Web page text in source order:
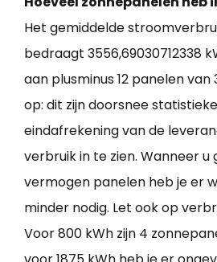
Het gemiddelde
bedraagt 3556,69030712338
aan plusminus 12 panelen
op: dit zijn doorsnee
eindafrekening van de
verbruik in te zien. Wanneer
vermogen panelen heb je er
minder nodig. Let ook op
Voor 800 kWh zijn 4